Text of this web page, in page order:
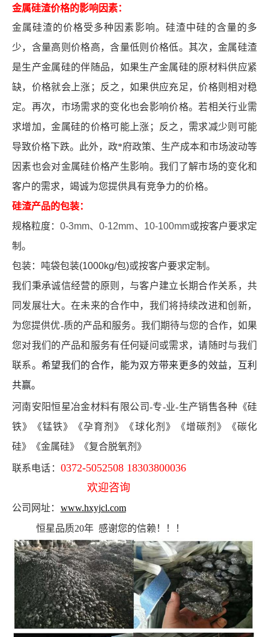
金属硅渣价格的影响因素：
金属硅渣的价格受多种因素影响。硅渣中硅的含量的多
少，含量高则价格高，含量低则价格低。其次，金属硅渣
是生产金属硅的伴随品， 如果生产金属硅的原材料供应紧
缺，价格就会上涨；反之，如果供应充足，价格则相对稳
定。 再次，市场需求的变化也会影响价格。若相关行业需
求增加，金属硅的价格可能上涨；反之，需求减少则可能
导致价格下跌。此外，政*府政策、生产成本和市场波动等
因素也会对金属硅价格产生影响。我们了解市场的变化和
客户的需求，竭诚为您提供具有竞争力的价格。
硅渣产品的包装：
规格粒度：0-3mm、0-12mm、 10-100mm或按客户要求定
制。
包装：吨袋包装(1000kg/包)或按客户要求定制。
我们秉承诚信经营的原则，与客户建立长期合作关系，共
同发展壮大。在未来的合作中，我们将持续改进和创新，
为您提供优-质的产品和服务。我们期待与您的合作，如果
您对我们的产品和服务有任何疑问或需求，请随时与我们
联系。 希望我们的合作，能为双方带来更多的效益，互利
共赢。
河南安阳恒星冶金材料有限公司-专-业-生产销售各种《硅
铁》《锰铁》《孕育剂》《球化剂》《增碳剂》《碳化
硅》《金属硅》《复合脱氧剂》
联系电话： 0372-5052508 18303800036
欢迎咨询
公司网址： www.hxyjcl.com
恒星品质20年 感谢您的信赖！！！